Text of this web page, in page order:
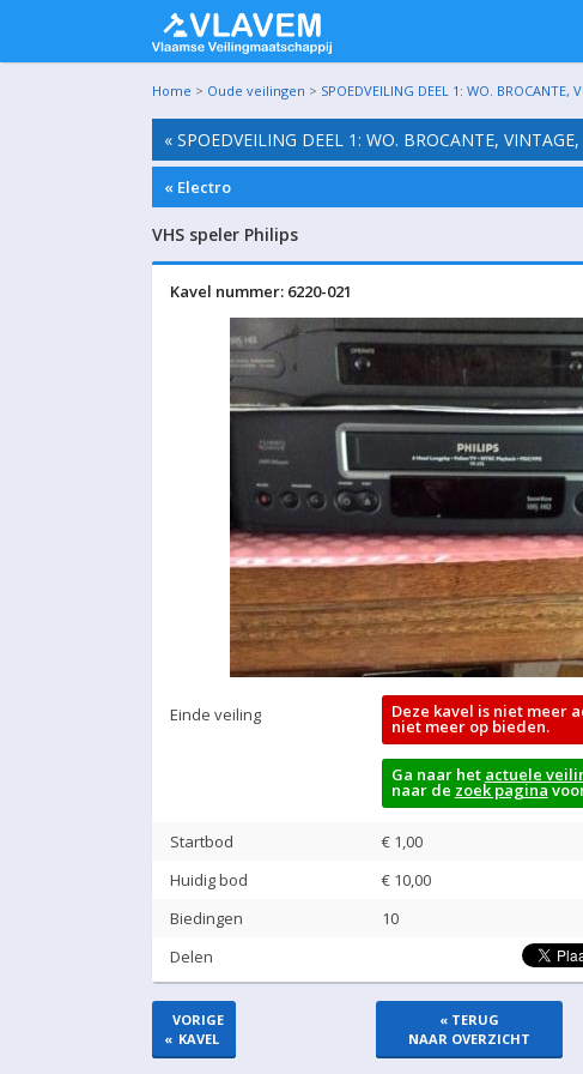
Home > Oude veilingen > SPOEDVEILING DEEL 1: WO. BROCANTE,
« SPOEDVEILING DEEL 1: WO. BROCANTE,
« Electro
VHS speler Philips
Kavel nummer: 6220-021
Einde veiling Deze kavel is niet meer
niet meer op bieden.
Ga naar het actuele
naar de zoek pagina
Startbod
€ 1,00
Huidig bod
€ 10,00
Biedingen
10
Delen
«
VORIGE
KAVEL
« TERUG
NAAR OVERZICHT